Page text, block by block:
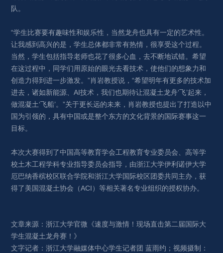
队。
“学生比赛要有趣味性和娱乐性，当然龙舟也具有一定的艺术性。
让我感到高兴的是，学生总体都非常有热情，很享受这个过程。
当然，学生包括指导老师也花了很多心血，去不断地试错。希望
在这过程中，同学们用原始的眼光去看技术，使他们的想象力和
创造力得到进一步激发。”肖岩教授说，“希望明年有更多的技术加
进去，诸如新能源、AI技术，我们也期待让混凝土龙舟‘飞’起来，
做混凝土‘飞船’。”关于更长远的未来，肖岩教授也提出了打造以中
国为引领的，具有中国或是整个东方的文化背景的国际赛事这一
目标。
本次大赛得到了中国高等教育学会工程教育专业委员会、高等学
校土木工程学科专业指导委员会指导，由浙江大学伊利诺伊大学
厄巴纳香槟校区联合学院和浙江大学国际校区团委共同主办，获
得了美国混凝土协会（ACI）等相关著名专业组织的授权协办。
文章来源：浙江大学官微《速度与激情！现场直击第二届国际大
学生混凝土龙舟赛！》
文字记者：浙江大学融媒体中心学生记者团 蓝雨约；视频摄制：